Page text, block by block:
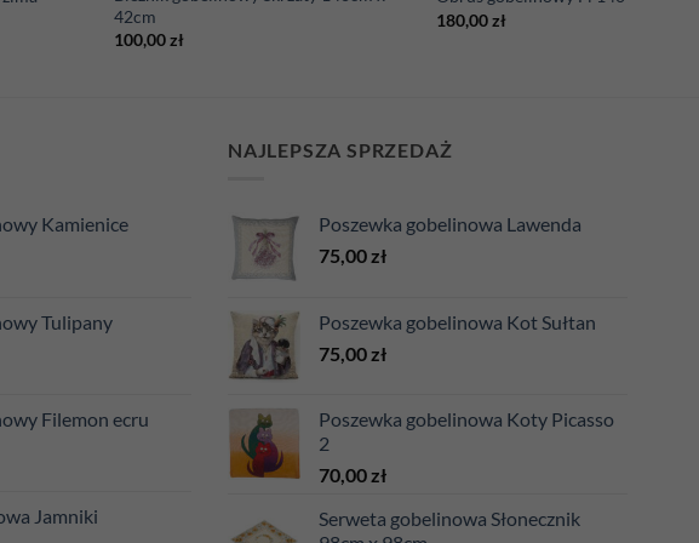
42cm
100,00zł
180,00zł
Kamienice
Tulipany
Filemon ecru
Jamniki
NAJLEPSZA SPRZEDAŻ
Poszewka gobelinowa Lawenda
75,00 zł
Poszewka gobelinowa Kot Sułtan
75,00 zł
Poszewka gobelinowa Koty Picasso
2
70,00 zł
Serweta gobelinowa Słonecznik